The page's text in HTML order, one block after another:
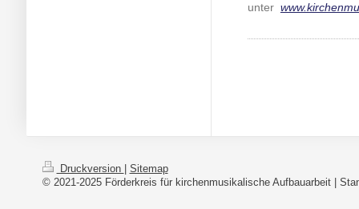
unter
Druckversion
Sitemap
© 2021-2025 Förderkreis für kirchenmusikalische Aufbauarbeit |